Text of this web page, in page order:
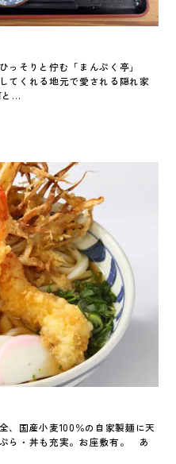
っそりと佇む「まんぷく亭」
てくれる地元で愛される隠れ家
と…
、国産小麦100％の自家製麺に天
ら・丼も充実。お座敷有。 あ